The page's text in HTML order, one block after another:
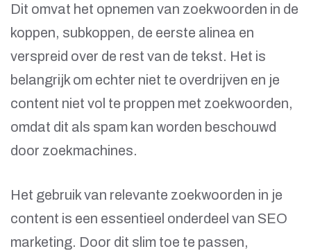
Dit omvat het opnemen van zoekwoorden in de
koppen, subkoppen, de eerste alinea en
verspreid over de rest van de tekst. Het is
belangrijk om echter niet te overdrijven en je
content niet vol te proppen met zoekwoorden,
omdat dit als spam kan worden beschouwd
door zoekmachines.
Het gebruik van relevante zoekwoorden in je
content is een essentieel onderdeel van SEO
marketing. Door dit slim toe te passen,